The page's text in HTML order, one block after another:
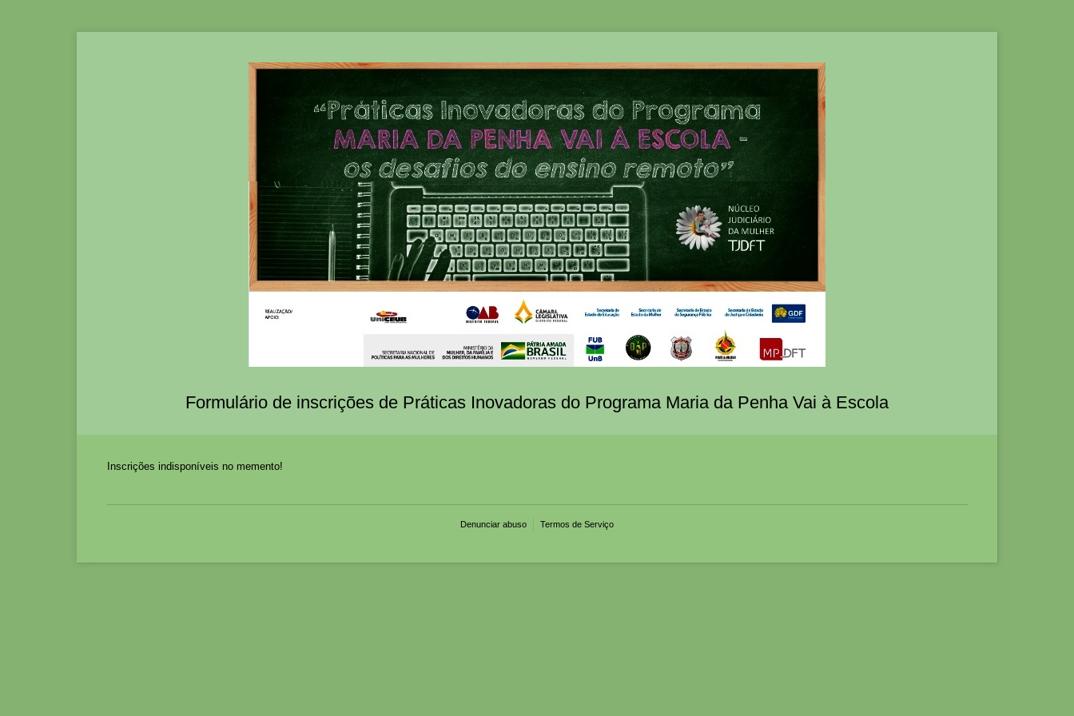
Formulário de inscrições de Práticas Inovadoras do Programa Maria da Penha Vai à Escola
Inscrições indisponíveis no memento!
Denunciar abuso Termos de Serviço